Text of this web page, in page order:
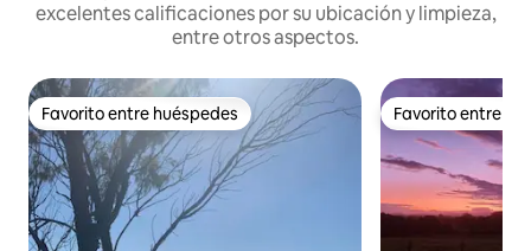
excelentes calificaciones por su ubicación y limpieza,
entre otros aspectos.
Favorito entre huéspedes
Favorito entre huéspedes Favorito entre
Favorito entre